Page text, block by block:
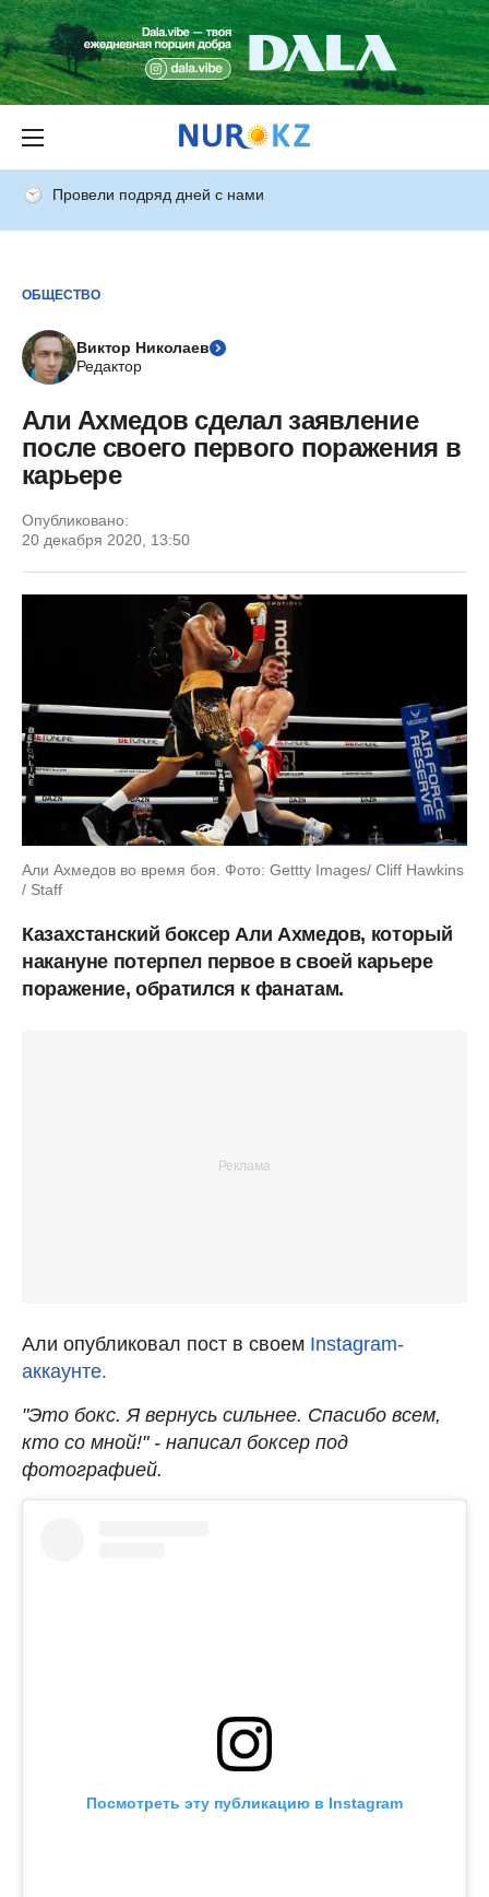
Провели подряд дней с нами
ОБЩЕСТВО
Виктор Николаев
Редактор
Али Ахмедов сделал заявление
после своего первого поражения в
карьере
Опубликовано:
20 декабря 2020, 13:50
Али Ахмедов во время боя. Фото: Gettty Images/ Cliff Hawkins
/ Staff
Казахстанский боксер Али Ахмедов, который
накануне потерпел первое в своей карьере
поражение, обратился к фанатам.
Али опубликовал пост в своем Instagram-
аккаунте.
"Это бокс. Я вернусь сильнее. Спасибо всем,
кто со мной!" - написал боксер под
фотографией.
Посмотреть эту публикацию в Instagram